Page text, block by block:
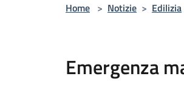
Home > Notizie > Edilizia
Emergenza